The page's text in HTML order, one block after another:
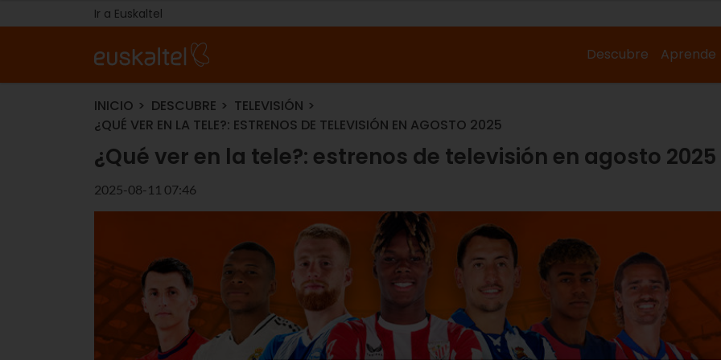
Ir a Euskaltel
Descubre Aprende
INICIO DESCUBRE
TELEVISIÓN
¿QUÉ VER EN LA TELE?: ESTRENOS DE TELEVISIÓN EN AGOSTO 2025
¿Qué ver en la tele?: estrenos de televisión en agosto 2025
2025-08-11 07:46